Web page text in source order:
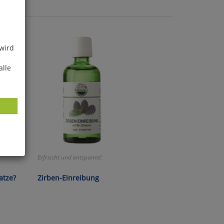
Erfrischt und entspannt!
Zirben-Einreibung